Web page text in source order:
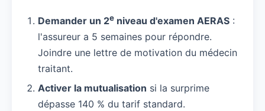
Demander un 2e niveau d'examen AERAS :
l'assureur a 5 semaines pour répondre.
Joindre une lettre de motivation du médecin
traitant.
Activer la mutualisation si la surprime
dépasse 140 % du tarif standard.